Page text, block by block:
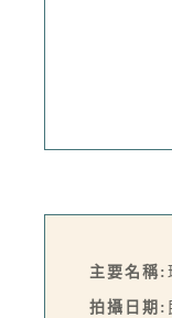
主要名稱:
拍攝日期: